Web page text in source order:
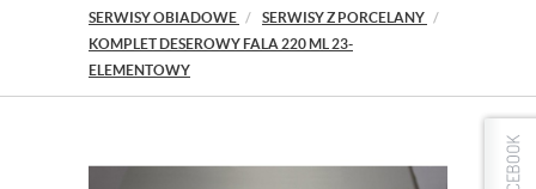
SERWISY OBIADOWE
SERWISY Z PORCELANY
KOMPLET DESEROWY FALA 220 ML 23-
ELEMENTOWY